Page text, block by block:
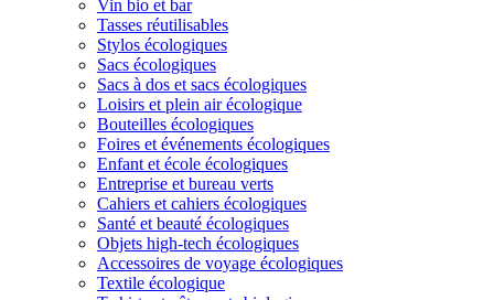
Vin bio et bar
Tasses réutilisables
Stylos écologiques
Sacs écologiques
Sacs à dos et sacs écologiques
Loisirs et plein air écologique
Bouteilles écologiques
Foires et événements écologiques
Enfant et école écologiques
Entreprise et bureau verts
Cahiers et cahiers écologiques
Santé et beauté écologiques
Objets high-tech écologiques
Accessoires de voyage écologiques
Textile écologique